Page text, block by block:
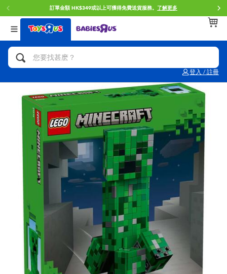
訂單金額 HK$349或以上可獲得免費送貨服務。 了解更多
登入 / 註冊
返回
分類目錄
人氣英雄,角色扮演,射擊玩具
單車,滑板車,騎乘車
拼砌組合及樂高LEGO
玩具車,貨車,火車及遙控系列
手工藝,文具,蠟筆,泥膠,畫板
娃娃, 芭比,收藏公仔
電子玩具
遊戲及拼圖系列
返回
品牌
Brunch Brother 早午餐兄弟
Toy Story反斗奇兵
Spider-Man蜘蛛俠
Mini Brands
Play-Doh培樂多
Pokemon寶可夢
playpop
LEGO樂高
返回
年齢
0~2歳
5~7歳
8~11歳
12~14歳
14歳以上